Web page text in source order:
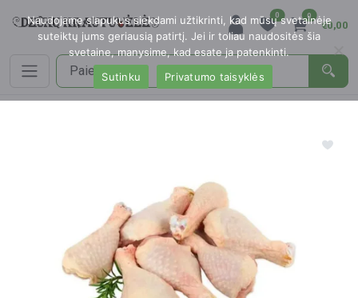
0 0
€0,00
Naudojame slapukus siekdami užtikrinti, kad mūsų svetainėje
suteiktų jums geriausią patirtį. Jei ir toliau naudositės šia
svetaine, manysime, kad esate ja patenkinti.
Sutinku
Privatumo taisyklės